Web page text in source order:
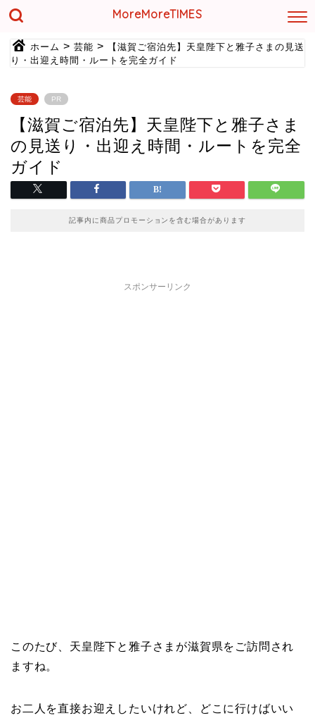
MoreMoreTIMES
ホーム > 芸能 >
【滋賀ご宿泊先】天皇陛下と雅子さまの見送
り・出迎え時間・ルートを完全ガイド
芸能 PR
【滋賀ご宿泊先】天皇陛下と雅子さま
の見送り・出迎え時間・ルートを完全
ガイド
記事内に商品プロモーションを含む場合があります
スポンサーリンク
このたび、天皇陛下と雅子さまが滋賀県をご訪問され
ますね。
お二人を直接お迎えしたいけれど、どこに行けばいい